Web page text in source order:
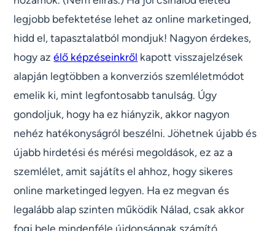
legjobb befektetése lehet az online marketinged,
hidd el, tapasztalatból mondjuk! Nagyon érdekes,
hogy azélő képzéseinkről kapott visszajelzések
alapján legtöbben a konverziós szemléletmódot
emelik ki, mint legfontosabb tanulság. Úgy
gondoljuk, hogy ha ez hiányzik, akkor nagyon
nehéz hatékonyságról beszélni. Jöhetnek újabb és
újabb hirdetési és mérési megoldások, ez az a
szemlélet, amit sajátíts el ahhoz, hogy sikeres
online marketinged legyen. Ha ez megvan és
legalább alap szinten működik Nálad, csak akkor
fogj bele mindenféle újdonságnak számító